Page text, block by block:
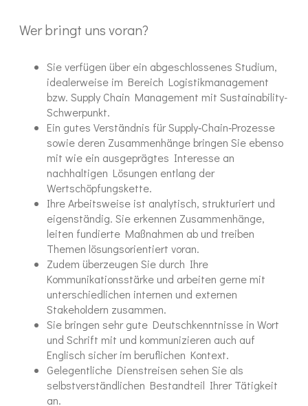
Wer bringt uns voran?
Sie verfügen über ein abgeschlossenes Studium,
idealerweise im Bereich Logistikmanagement
bzw. Supply Chain Management mit Sustainability-
Schwerpunkt.
Ein gutes Verständnis für Supply‑Chain‑Prozesse
sowie deren Zusammenhänge bringen Sie ebenso
mit wie ein ausgeprägtes Interesse an
nachhaltigen Lösungen entlang der
Wertschöpfungskette.
Ihre Arbeitsweise ist analytisch, strukturiert und
eigenständig. Sie erkennen Zusammenhänge,
leiten fundierte Maßnahmen ab und treiben
Themen lösungsorientiert voran.
Zudem überzeugen Sie durch Ihre
Kommunikationsstärke und arbeiten gerne mit
unterschiedlichen internen und externen
Stakeholdern zusammen.
Sie bringen sehr gute Deutschkenntnisse in Wort
und Schrift mit und kommunizieren auch auf
Englisch sicher im beruflichen Kontext.
Gelegentliche Dienstreisen sehen Sie als
selbstverständlichen Bestandteil Ihrer Tätigkeit
an.